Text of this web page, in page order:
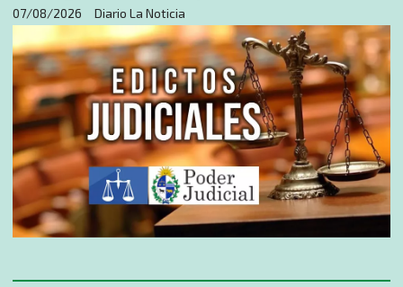
Diario La Noticia
07/08/2026